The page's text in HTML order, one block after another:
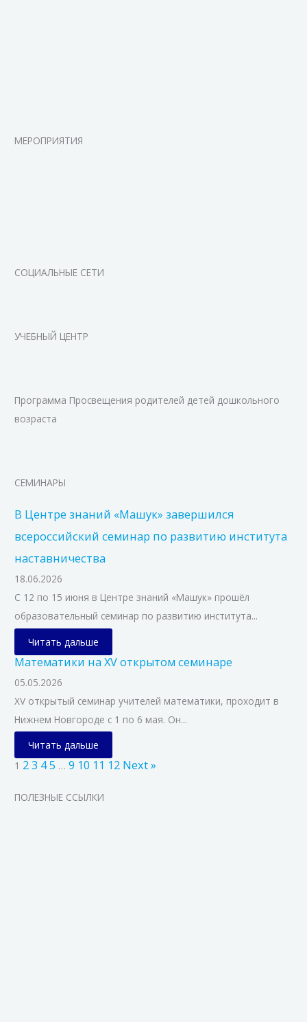
МЕРОПРИЯТИЯ
СОЦИАЛЬНЫЕ СЕТИ
УЧЕБНЫЙ ЦЕНТР
Программа Просвещения родителей детей дошкольного
возраста
СЕМИНАРЫ
В Центре знаний «Машук» завершился
всероссийский семинар по развитию института
наставничества
18.06.2026
С 12 по 15 июня в Центре знаний «Машук» прошёл
образовательный семинар по развитию института...
Читать дальше
Математики на XV открытом семинаре
05.05.2026
XV открытый семинар учителей математики, проходит в
Нижнем Новгороде с 1 по 6 мая. Он...
Читать дальше
1 23 45 … 9 10 11 12 Next »
ПОЛЕЗНЫЕ ССЫЛКИ